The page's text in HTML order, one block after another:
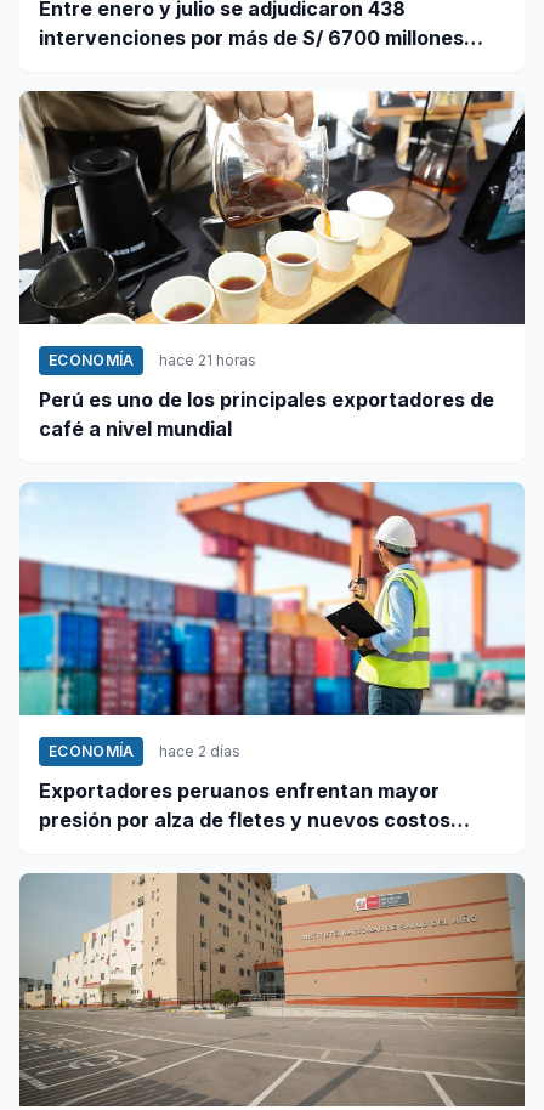
Entre enero y julio se adjudicaron 438
intervenciones por más de S/ 6700 millones
ECONOMÍA hace 21 horas
Perú es uno de los principales exportadores de
café a nivel mundial
ECONOMÍA hace 2 días
Exportadores peruanos enfrentan mayor
presión por alza de fletes y nuevos costos